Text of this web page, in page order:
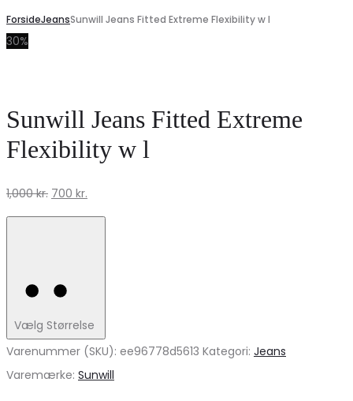
ForsideJeansSunwill Jeans Fitted Extreme Flexibility w l
30%
Sunwill Jeans Fitted Extreme
Flexibility w l
1,000kr. Den
oprindelige
1,000 kr..
700 kr.
aktuelle
Vælg Størrelse
Varenummer (SKU): ee96778d5613 Kategori: Jeans
Varemærke: Sunwill